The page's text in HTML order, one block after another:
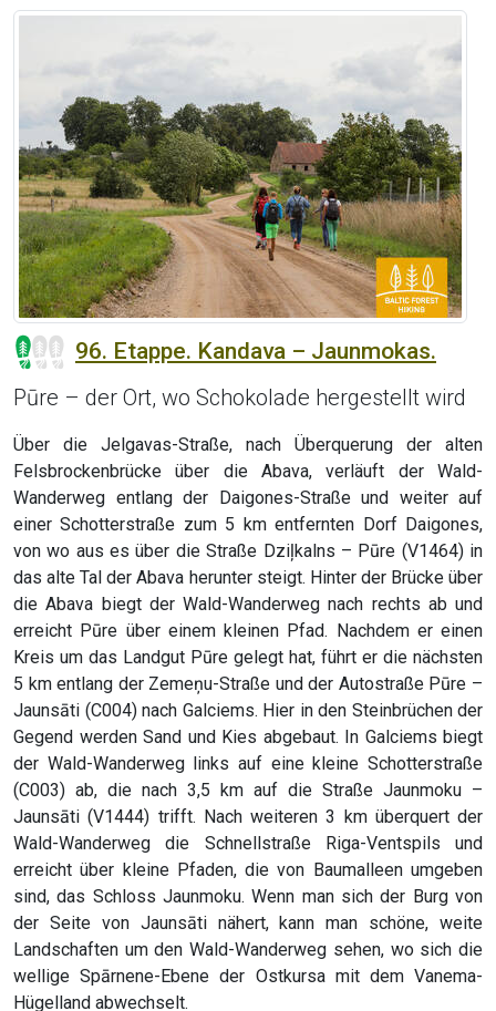
96. Etappe. Kandava – Jaunmokas.
Pūre – der Ort, wo Schokolade hergestellt wird
Über die Jelgavas-Straße, nach Überquerung der alten
Felsbrockenbrücke über die Abava, verläuft der Wald-
Wanderweg entlang der Daigones-Straße und weiter auf
einer Schotterstraße zum 5 km entfernten Dorf Daigones,
von wo aus es über die Straße Dziļkalns – Pūre (V1464) in
das alte Tal der Abava herunter steigt. Hinter der Brücke über
die Abava biegt der Wald-Wanderweg nach rechts ab und
erreicht Pūre über einem kleinen Pfad. Nachdem er einen
Kreis um das Landgut Pūre gelegt hat, führt er die nächsten
5 km entlang der Zemeņu-Straße und der Autostraße Pūre –
Jaunsāti (C004) nach Galciems. Hier in den Steinbrüchen der
Gegend werden Sand und Kies abgebaut. In Galciems biegt
der Wald-Wanderweg links auf eine kleine Schotterstraße
(C003) ab, die nach 3,5 km auf die Straße Jaunmoku –
Jaunsāti (V1444) trifft. Nach weiteren 3 km überquert der
Wald-Wanderweg die Schnellstraße Riga-Ventspils und
erreicht über kleine Pfaden, die von Baumalleen umgeben
sind, das Schloss Jaunmoku. Wenn man sich der Burg von
der Seite von Jaunsāti nähert, kann man schöne, weite
Landschaften um den Wald-Wanderweg sehen, wo sich die
wellige Spārnene-Ebene der Ostkursa mit dem Vanema-
Hügelland abwechselt.